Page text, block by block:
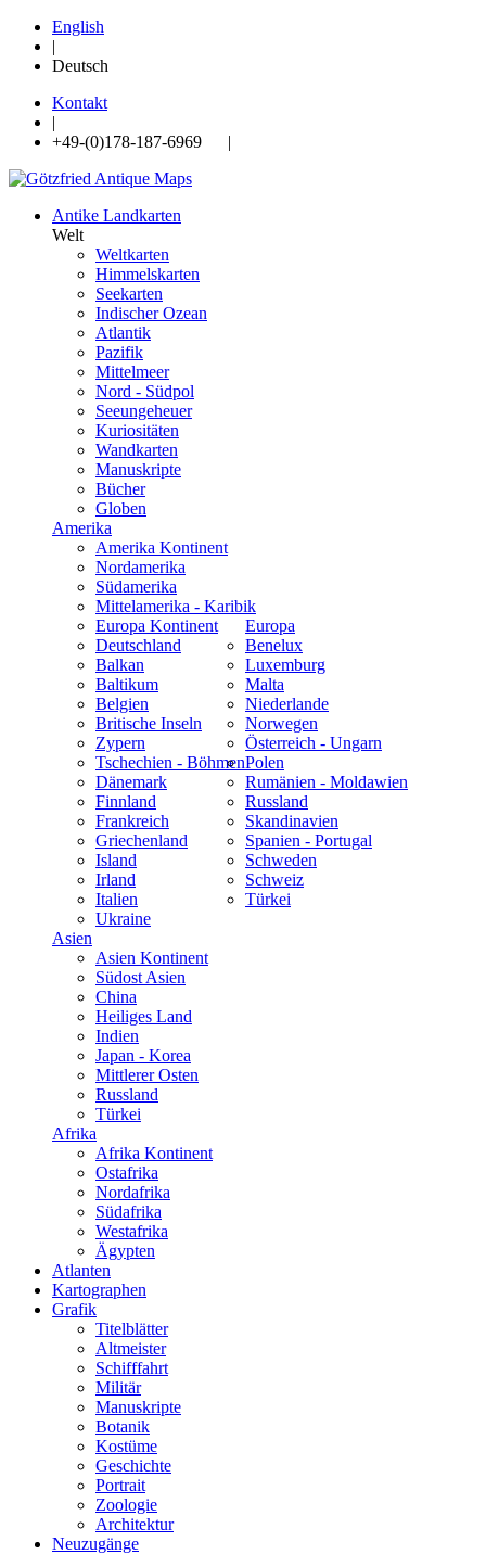
English
|
Deutsch
Kontakt
|
+49-(0)178-187-6969 |
Antike Landkarten
Welt
Weltkarten
Himmelskarten
Seekarten
Indischer Ozean
Atlantik
Pazifik
Mittelmeer
Nord - Südpol
Seeungeheuer
Kuriositäten
Wandkarten
Manuskripte
Bücher
Globen
Amerika
Amerika Kontinent
Nordamerika
Südamerika
Mittelamerika - Karibik
Europa
Europa Kontinent
Deutschland
Balkan
Baltikum
Belgien
Britische Inseln
Zypern
Tschechien - Böhmen
Dänemark
Finnland
Frankreich
Griechenland
Island
Irland
Italien
Benelux
Luxemburg
Malta
Niederlande
Norwegen
Österreich - Ungarn
Polen
Rumänien - Moldawien
Russland
Skandinavien
Spanien - Portugal
Schweden
Schweiz
Türkei
Ukraine
Asien
Asien Kontinent
Südost Asien
China
Heiliges Land
Indien
Japan - Korea
Mittlerer Osten
Russland
Türkei
Afrika
Afrika Kontinent
Ostafrika
Nordafrika
Südafrika
Westafrika
Ägypten
Atlanten
Kartographen
Grafik
Titelblätter
Altmeister
Schifffahrt
Militär
Manuskripte
Botanik
Kostüme
Geschichte
Portrait
Zoologie
Architektur
Neuzugänge